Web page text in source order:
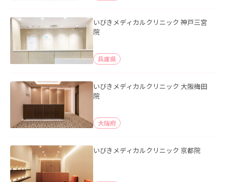
いびきメディカルクリニック 神戸三宮
院
兵庫県
いびきメディカルクリニック 大阪梅田
院
大阪府
いびきメディカルクリニック 京都院